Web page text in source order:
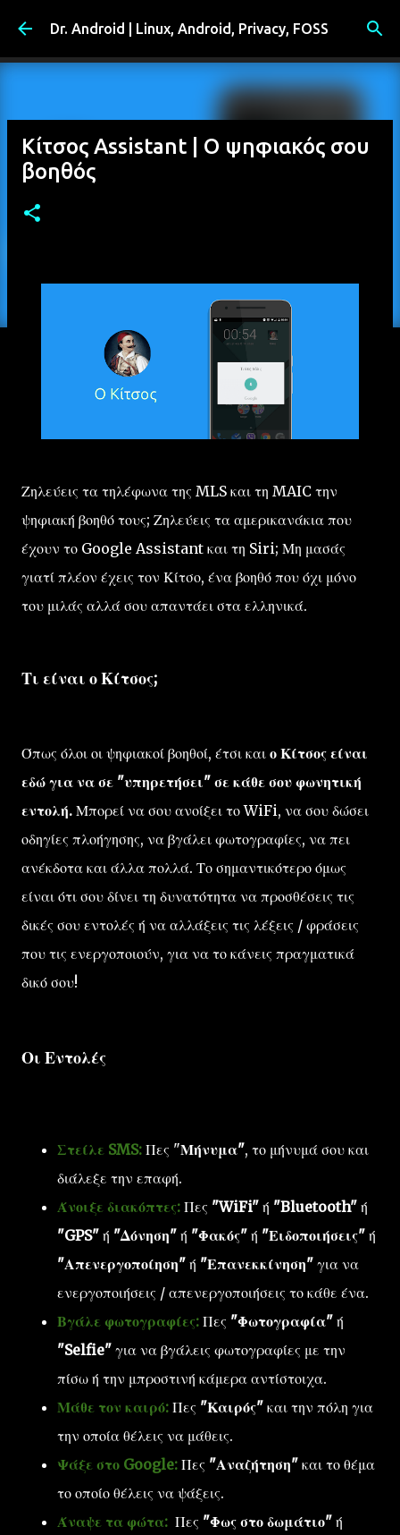
Μετάβαση στο κύριο περιεχόμενο
Dr. Android | Linux, Android, Privacy, FOSS
Κίτσος Assistant | Ο ψηφιακός σου
βοηθός
Ζηλεύεις τα τηλέφωνα της MLS και τη MAIC την
ψηφιακή βοηθό τους; Ζηλεύεις τα αμερικανάκια που
έχουν το Google Assistant και τη Siri; Μη μασάς
γιατί πλέον έχεις τον Κίτσο, ένα βοηθό που όχι μόνο
του μιλάς αλλά σου απαντάει στα ελληνικά.
Τι είναι ο Κίτσος;
Όπως όλοι οι ψηφιακοί βοηθοί, έτσι και ο Κίτσος είναι
εδώ για να σε "υπηρετήσει" σε κάθε σου φωνητική
εντολή. Μπορεί να σου ανοίξει το WiFi, να σου δώσει
οδηγίες πλοήγησης, να βγάλει φωτογραφίες, να πει
ανέκδοτα και άλλα πολλά. Το σημαντικότερο όμως
είναι ότι σου δίνει τη δυνατότητα να προσθέσεις τις
δικές σου εντολές ή να αλλάξεις τις λέξεις / φράσεις
που τις ενεργοποιούν, για να το κάνεις πραγματικά
δικό σου!
Οι Εντολές
Στείλε SMS: Πες "Μήνυμα", το μήνυμά σου και
διάλεξε την επαφή.
Άνοιξε διακόπτες: Πες "WiFi" ή "Bluetooth" ή
"GPS" ή "Δόνηση" ή "Φακός" ή "Ειδοποιήσεις" ή
"Απενεργοποίηση" ή "Επανεκκίνηση" για να
ενεργοποιήσεις / απενεργοποιήσεις το κάθε ένα.
Βγάλε φωτογραφίες: Πες "Φωτογραφία" ή
"Selfie" για να βγάλεις φωτογραφίες με την
πίσω ή την μπροστινή κάμερα αντίστοιχα.
Μάθε τον καιρό: Πες "Καιρός" και την πόλη για
την οποία θέλεις να μάθεις.
Ψάξε στο Google: Πες "Αναζήτηση" και το θέμα
το οποίο θέλεις να ψάξεις.
Άναψε τα φώτα: Πες "Φως στο δωμάτιο" ή